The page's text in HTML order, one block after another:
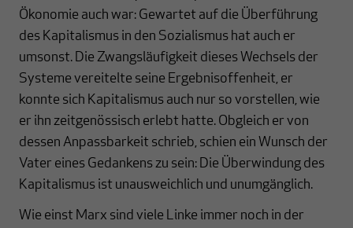
Ökonomie auch war: Gewartet auf die Überführung
des Kapitalismus in den Sozialismus hat auch er
umsonst. Die Zwangsläufigkeit dieses Wechsels der
Systeme vereitelte seine Ergebnisoffenheit, er
konnte sich Kapitalismus auch nur so vorstellen, wie
er ihn zeitgenössisch erlebt hatte. Obgleich er von
dessen Anpassbarkeit schrieb, schien ein Wunsch der
Vater eines Gedankens zu sein: Die Überwindung des
Kapitalismus ist unausweichlich und unumgänglich.
Wie einst Marx sind viele Linke immer noch in der